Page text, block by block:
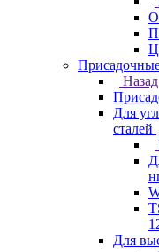
Назад
Для
сталей
Для